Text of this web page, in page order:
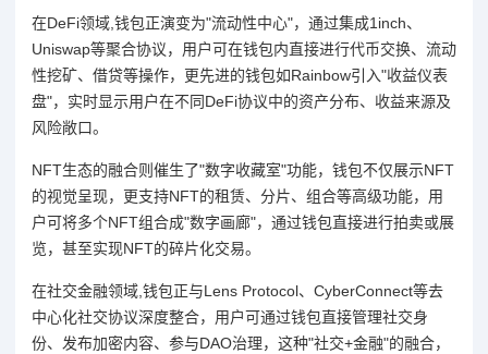
在DeFi领域,钱包正演变为"流动性中心"，通过集成1inch、
Uniswap等聚合协议，用户可在钱包内直接进行代币交换、流动
性挖矿、借贷等操作，更先进的钱包如Rainbow引入"收益仪表
盘"，实时显示用户在不同DeFi协议中的资产分布、收益来源及
风险敞口。
NFT生态的融合则催生了"数字收藏室"功能，钱包不仅展示NFT
的视觉呈现，更支持NFT的租赁、分片、组合等高级功能，用
户可将多个NFT组合成"数字画廊"，通过钱包直接进行拍卖或展
览，甚至实现NFT的碎片化交易。
在社交金融领域,钱包正与Lens Protocol、CyberConnect等去
中心化社交协议深度整合，用户可通过钱包直接管理社交身
份、发布加密内容、参与DAO治理，这种"社交+金融"的融合，